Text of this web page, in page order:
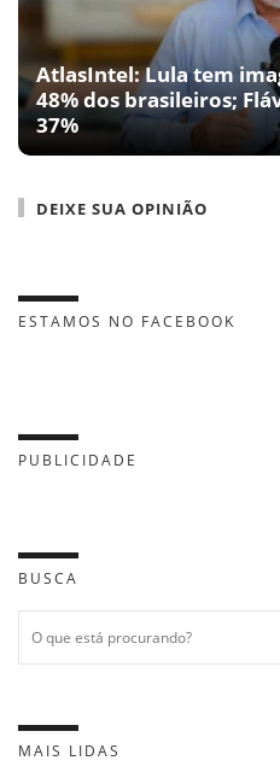
AtlasIntel: Lula tem
48% dos brasileiros;
37%
DEIXE SUA OPINIÃO
ESTAMOS NO FACEBOOK
PUBLICIDADE
BUSCA
MAIS LIDAS